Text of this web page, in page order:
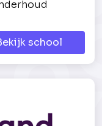
school